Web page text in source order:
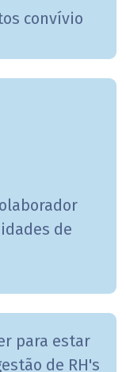
convívio
de
para estar
de RH's